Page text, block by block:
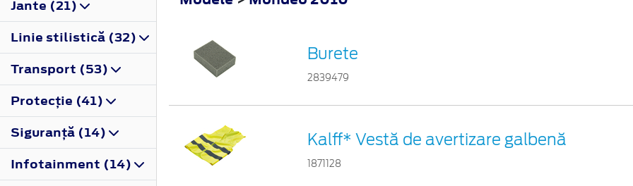
Jante (21)
Linie stilistică (32)
Transport (53)
Protecţie (41)
Siguranţă (14)
Infotainment (14)
Burete
2839479
Kalff* Vestă de avertizare galbenă
1871128